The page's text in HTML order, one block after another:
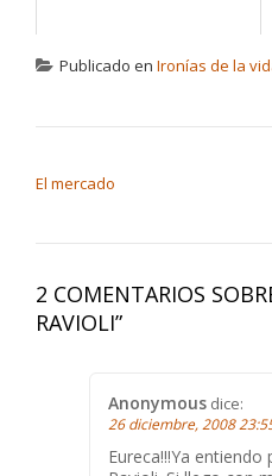
Publicado en Ironías de la
El mercado
2 COMENTARIOS
RAVIOLI”
Anonymous dice:
26 diciembre, 2008
Eureca!!!Ya